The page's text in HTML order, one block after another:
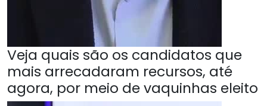
Veja quais são os candidatos que
mais arrecadaram recursos, até
agora, por meio de vaquinhas eleito